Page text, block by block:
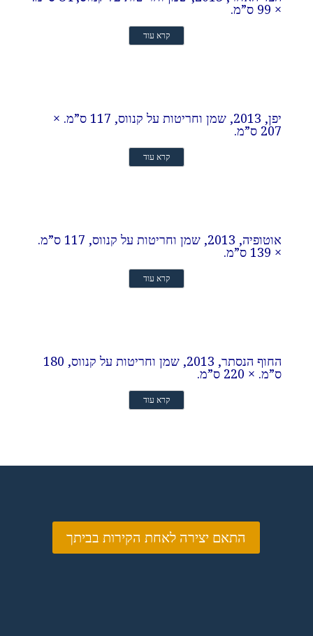
× 99 ס”מ.
קרא עוד
יפן, 2013, שמן וחריטות על קנווס, 117 ס”מ. ×
207 ס”מ.
קרא עוד
אוטופיה, 2013, שמן וחריטות על קנווס, 117 ס”מ.
× 139 ס”מ.
קרא עוד
החוף הנסתר, 2013, שמן וחריטות על קנווס, 180
ס”מ. × 220 ס”מ.
קרא עוד
התאם יצירה לאחת הקירות בביתך